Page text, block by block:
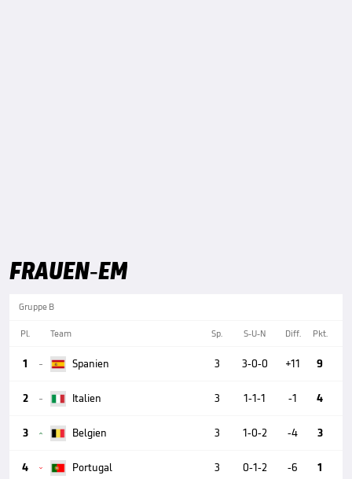
FRAUEN-EM
Gruppe B
Pl. Team Sp. S-U-N Diff. Pkt.
1  Spanien 3 3-0-0 +11 9
2  Italien 3 1-1-1 -1 4
3  Belgien 3 1-0-2 -4 3
4  Portugal 3 0-1-2 -6 1